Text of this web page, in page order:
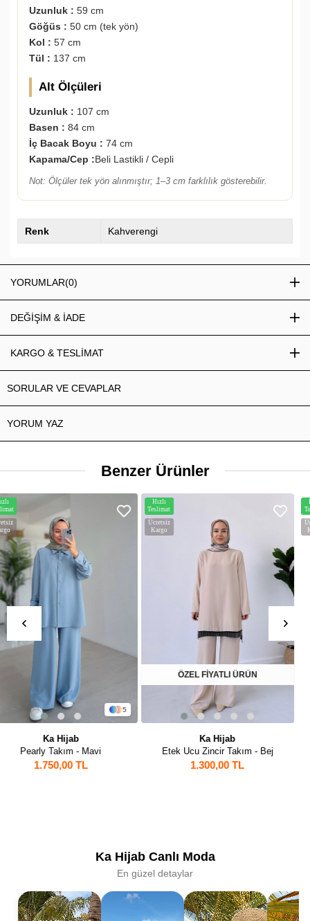
Uzunluk : 59 cm
Göğüs : 50 cm (tek yön)
Kol : 57 cm
Tül : 137 cm
Alt Ölçüleri
Uzunluk : 107 cm
Basen : 84 cm
İç Bacak Boyu : 74 cm
Kapama/Cep :Beli Lastikli / Cepli
Not: Ölçüler tek yön alınmıştır; 1–3 cm farklılık gösterebilir.
Renk Kahverengi
YORUMLAR(0)
DEĞİŞİM & İADE
KARGO & TESLİMAT
SORULAR VE CEVAPLAR
YORUM YAZ
Benzer Ürünler
Ka Hijab
Etek Ucu Zincir Takım - Bej
1.300,00 TL
Ücretsiz
Kargo
ÖZEL FİYATLI ÜRÜN
Ka Hijab
Üçlü Keten Takım - Haki
1.250,00 TL
ÖZEL FİYATLI ÜRÜN
Ka Hijab Canlı Moda
En güzel detaylar